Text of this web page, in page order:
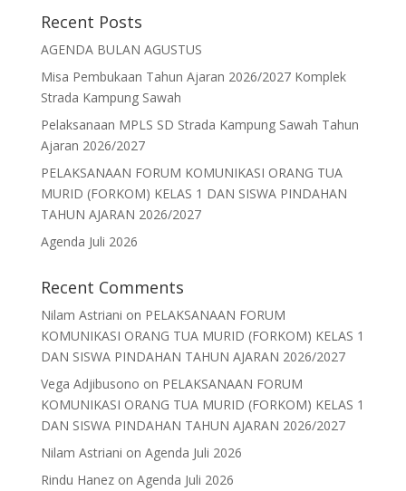
b
o
o
k
d
o
n
Recent Posts
AGENDA BULAN AGUSTUS
Misa Pembukaan Tahun Ajaran 2026/2027 Komplek
Strada Kampung Sawah
Pelaksanaan MPLS SD Strada Kampung Sawah Tahun
Ajaran 2026/2027
PELAKSANAAN FORUM KOMUNIKASI ORANG TUA
MURID (FORKOM) KELAS 1 DAN SISWA PINDAHAN
TAHUN AJARAN 2026/2027
Agenda Juli 2026
Recent Comments
Nilam Astriani on PELAKSANAAN FORUM
KOMUNIKASI ORANG TUA MURID (FORKOM) KELAS 1
DAN SISWA PINDAHAN TAHUN AJARAN 2026/2027
Vega Adjibusono on PELAKSANAAN FORUM
KOMUNIKASI ORANG TUA MURID (FORKOM) KELAS 1
DAN SISWA PINDAHAN TAHUN AJARAN 2026/2027
Nilam Astriani on Agenda Juli 2026
Rindu Hanezon Agenda Juli 2026